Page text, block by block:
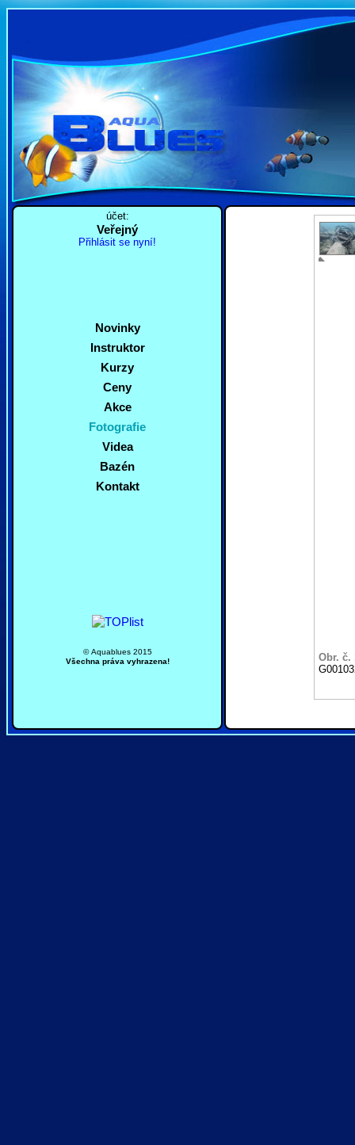
účet:
Veřejný
Přihlásit se nyní!
Novinky
Instruktor
Kurzy
Ceny
Akce
Fotografie
Videa
Bazén
Kontakt
© Aquablues 2015
Všechna práva vyhrazena!
Obr. č.